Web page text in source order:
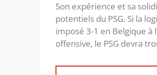
Son expérience et sa
potentiels du PSG. Si la
imposé 3-1 en Belgique à
offensive, le PSG devra